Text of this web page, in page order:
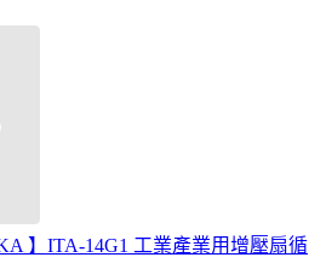
】ITA-14G1 工業產業用增壓扇循